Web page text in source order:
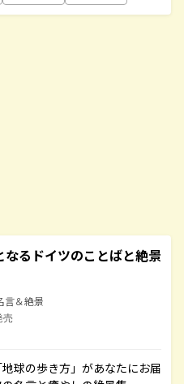
なるドイツのことばと絶景
言＆絶景
売
球の歩き方」があなたにお届